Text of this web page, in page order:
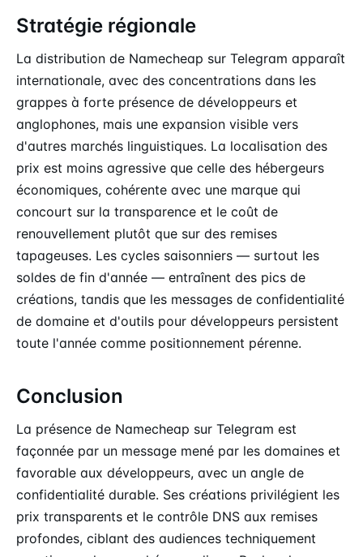
Stratégie régionale
La distribution de Namecheap sur Telegram apparaît
internationale, avec des concentrations dans les
grappes à forte présence de développeurs et
anglophones, mais une expansion visible vers
d'autres marchés linguistiques. La localisation des
prix est moins agressive que celle des hébergeurs
économiques, cohérente avec une marque qui
concourt sur la transparence et le coût de
renouvellement plutôt que sur des remises
tapageuses. Les cycles saisonniers — surtout les
soldes de fin d'année — entraînent des pics de
créations, tandis que les messages de confidentialité
de domaine et d'outils pour développeurs persistent
toute l'année comme positionnement pérenne.
Conclusion
La présence de Namecheap sur Telegram est
façonnée par un message mené par les domaines et
favorable aux développeurs, avec un angle de
confidentialité durable. Ses créations privilégient les
prix transparents et le contrôle DNS aux remises
profondes, ciblant des audiences techniquement